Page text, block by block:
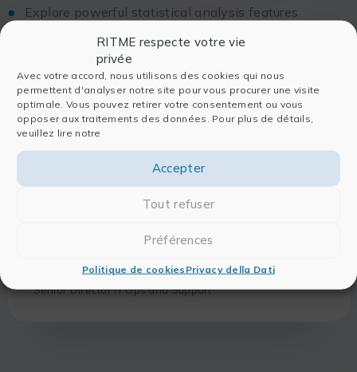
RITME respecte votre vie
privée
Avec votre accord, nous utilisons des cookies qui nous
permettent d'analyser notre site pour vous procurer une visite
optimale. Vous pouvez retirer votre consentement ou vous
opposer aux traitements des données. Pour plus de détails,
veuillez lire notre
Accepter
Tout refuser
Préférences
Politique de cookies Privacy della Dati
Explore powerful statistical analysis features
Understand how SigmaPlot can help with data
manipulation
Register now to explore all the new features of
SigmaPlot V16.
Mohammad Younus
Senior Director IT Ops and Support